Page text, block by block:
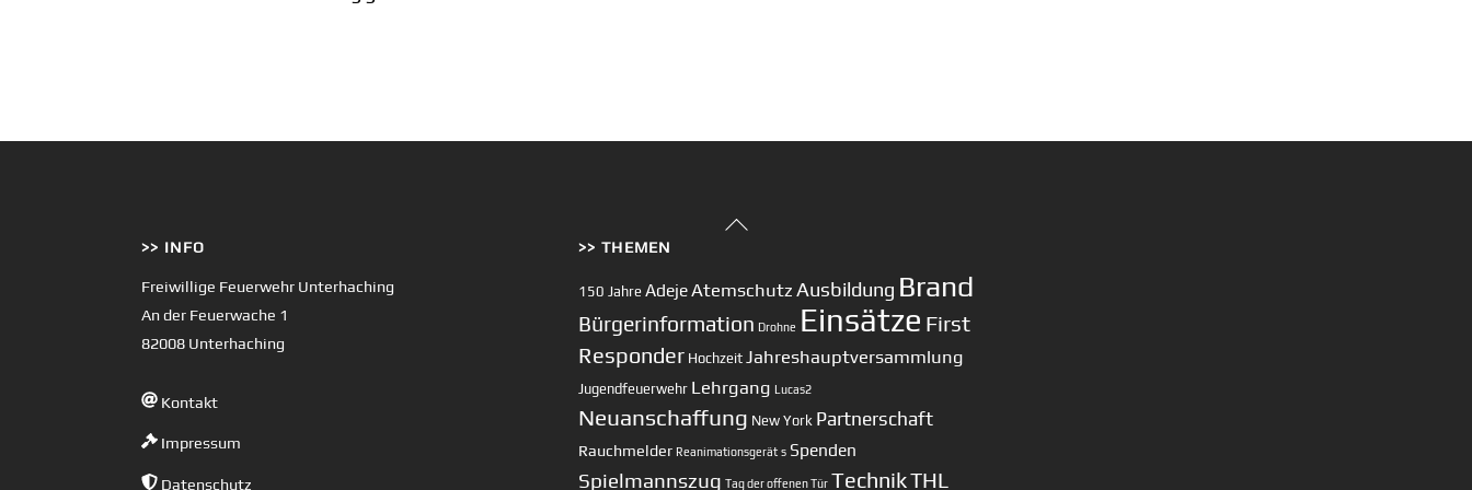
Back
>> INFO
Freiwillige Feuerwehr Unterhaching
An der Feuerwache 1
82008 Unterhaching
Kontakt
Impressum
Datenschutz
>> THEMEN
150 Jahre AdejeAtemschutz Ausbildung Brand
Bürgerinformation Drohne Einsätze First
Responder Hochzeit Jahreshauptversammlung
Jugendfeuerwehr Lehrgang Lucas2
Neuanschaffung New York Partnerschaft
Rauchmelder Reanimationsgerät s Spenden
Spielmannszug Tag der offenen Tür TechnikTHL